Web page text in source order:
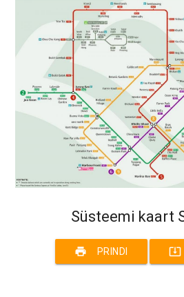
Süsteemi kaart
print PRINDI system_update_alt